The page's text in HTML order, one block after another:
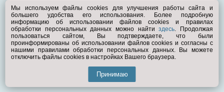
© Exist.ru 1998—2026
Мы используем файлы cookies для улучшения работы сайта и
большего удобства его использования. Более подробную
информацию об использовании файлов cookies и правилах
обработки персональных данных можно найтиздесь. Продолжая
пользоваться сайтом, Вы подтверждаете, что были
проинформированы об использовании файлов cookies и согласны с
нашими правилами обработки персональных данных. Вы можете
отключить файлы cookies в настройках Вашего браузера.
Принимаю